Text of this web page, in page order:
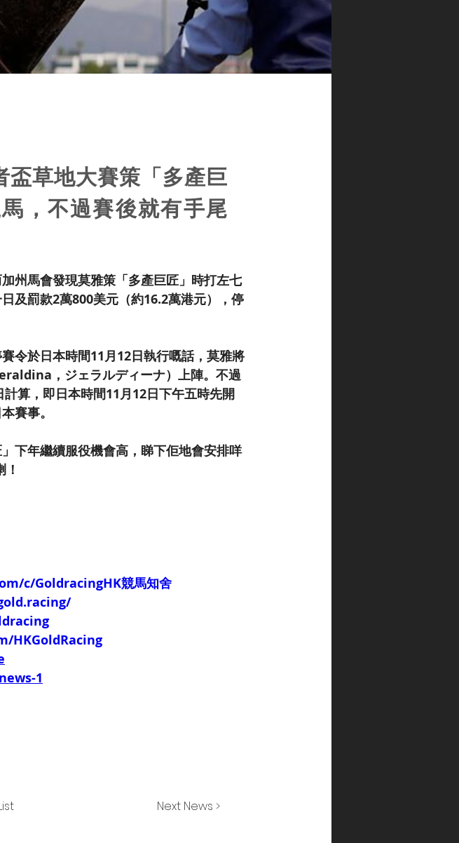
盃草地大賽策「多產巨
，不過賽後就有手尾
州馬會發現莫雅策「多產巨匠」時打左七
及罰款2萬800美元（約16.2萬港元），停
令於日本時間11月12日執行嘅話，莫雅將
，ジェラルディーナ）上陣。不過
算，即日本時間11月12日下午五時先開
賽事。
下年繼續服役機會高，睇下佢地會安排咩
c/GoldracingHK競馬知舍
HKGoldRacing
1
Next News >